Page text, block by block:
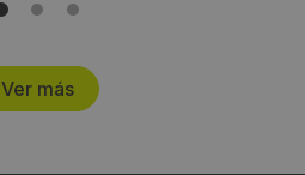
Ver más